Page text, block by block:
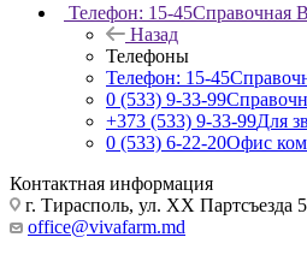
Телефон: 15-45Справочная
Назад
Телефоны
Телефон: 15-45
0 (533) 9-33-99
+373 (533) 9-33-99Для
0 (533) 6-22-20Офис
Контактная информация
г. Тирасполь, ул. ХХ Партсъезда
office@vivafarm.md